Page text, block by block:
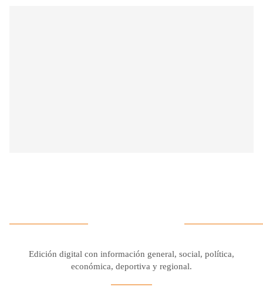
Edición digital con información general, social, política,
económica, deportiva y regional.